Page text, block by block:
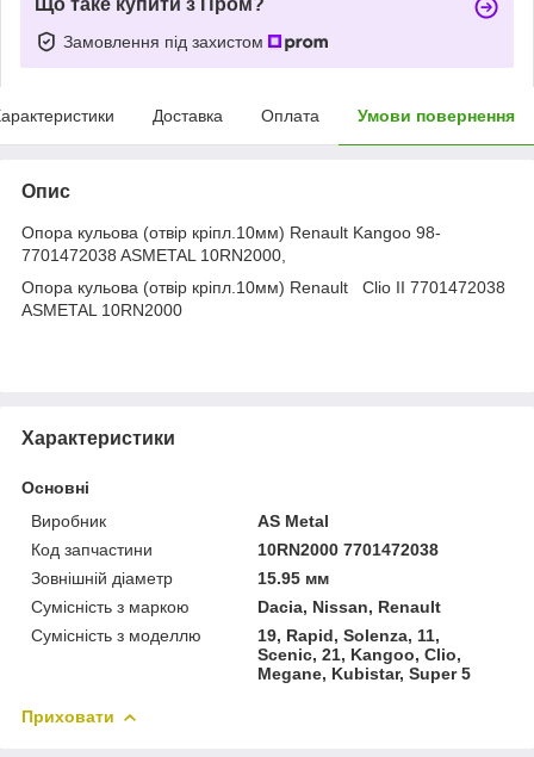
Замовлення під захистом
Доставка Оплата Умови повернення
Опис
Опора кульова (отвір кріпл.10мм) Renault Kangoo 98-
7701472038 ASMETAL 10RN2000,
Опора кульова (отвір кріпл.10мм) Renault Clio II 7701472038
ASMETAL 10RN2000
Характеристики
Основні
Виробник
AS Metal
Код запчастини
10RN2000 7701472038
Зовнішній діаметр
15.95 мм
Сумісність з маркою
Dacia, Nissan, Renault
Сумісність з моделлю
19, Rapid, Solenza, 11,
Scenic, 21, Kangoo, Clio,
Megane, Kubistar, Super 5
Приховати